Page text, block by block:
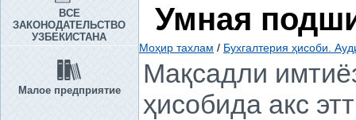
ВСЕ
ЗАКОНОДАТЕЛЬСТВО
УЗБЕКИСТАНА
Малое предприятие
Умная
Моҳир тахлам / Бухгалтерия ҳисоби.
Мақсадли
ҳисобида акс